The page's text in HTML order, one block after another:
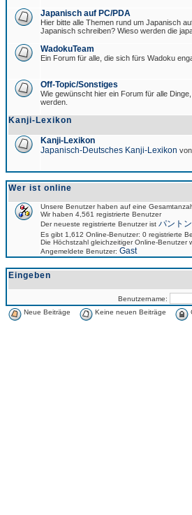
Japanisch auf PC/PDA
Hier bitte alle Themen rund um Japanisch
Japanisch schreiben? Wieso werden die
WadokuTeam
Ein Forum für alle, die sich fürs Wadoku
Off-Topic/Sonstiges
Wie gewünscht hier ein Forum für alle
werden.
Kanji-Lexikon
Kanji-Lexikon
Japanisch-Deutsches Kanji-Lexikon
Wer ist online
Unsere Benutzer haben auf eine
Wir haben 4,561 registrierte Benutzer
Der neueste registrierte Benutzer ist パント
Es gibt 1,612 Online-Benutzer: 0 registrierte
Die Höchstzahl gleichzeitiger Online-Benutzer
Angemeldete Benutzer: Gast
Eingeben
Benutzername:
Neue Beiträge
Keine neuen Beiträge